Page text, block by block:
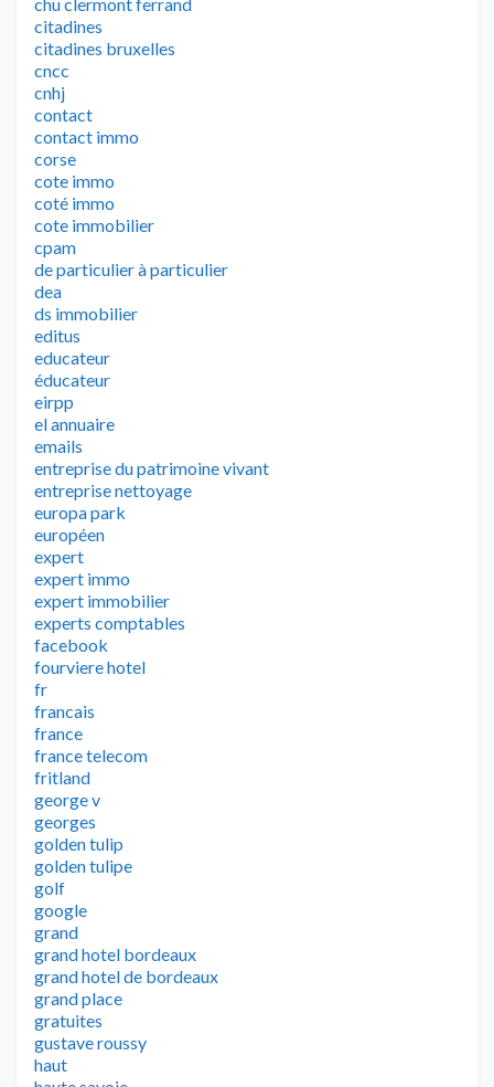
citadines
citadines bruxelles
cncc
cnhj
contact
contact immo
corse
cote immo
coté immo
cote immobilier
cpam
de particulier à particulier
dea
ds immobilier
editus
educateur
éducateur
eirpp
el annuaire
emails
entreprise du patrimoine vivant
entreprise nettoyage
europa park
européen
expert
expert immo
expert immobilier
experts comptables
facebook
fourviere hotel
fr
francais
france
france telecom
fritland
george v
georges
golden tulip
golden tulipe
golf
google
grand
grand hotel bordeaux
grand hotel de bordeaux
grand place
gratuites
gustave roussy
haut